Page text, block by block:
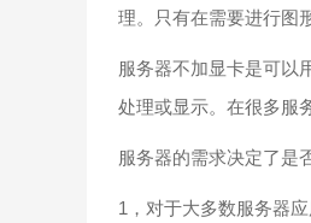
理。只有在需要进行图
服务器不加显卡是可以
处理或显示。在很多服
服务器的需求决定了是
1，对于大多数服务器